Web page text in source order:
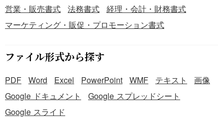
営業・販売書式
法務書式
経理・会計・財務書式
マーケティング・販促・プロモーション書式
ファイル形式から探す
PDF Word Excel PowerPoint WMF テキスト
画像
Google ドキュメント
Google スプレッドシート
Google スライド